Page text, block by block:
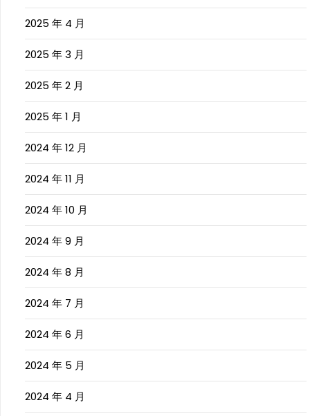
2025 年 4 月
2025 年 3 月
2025 年 2 月
2025 年 1 月
2024 年 12 月
2024 年 11 月
2024 年 10 月
2024 年 9 月
2024 年 8 月
2024 年 7 月
2024 年 6 月
2024 年 5 月
2024 年 4 月